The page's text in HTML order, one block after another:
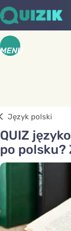
MENU
Język polski
QUIZ
po polsku?